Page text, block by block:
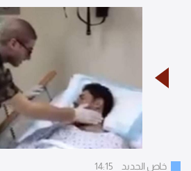
خاص الجديد 14:15